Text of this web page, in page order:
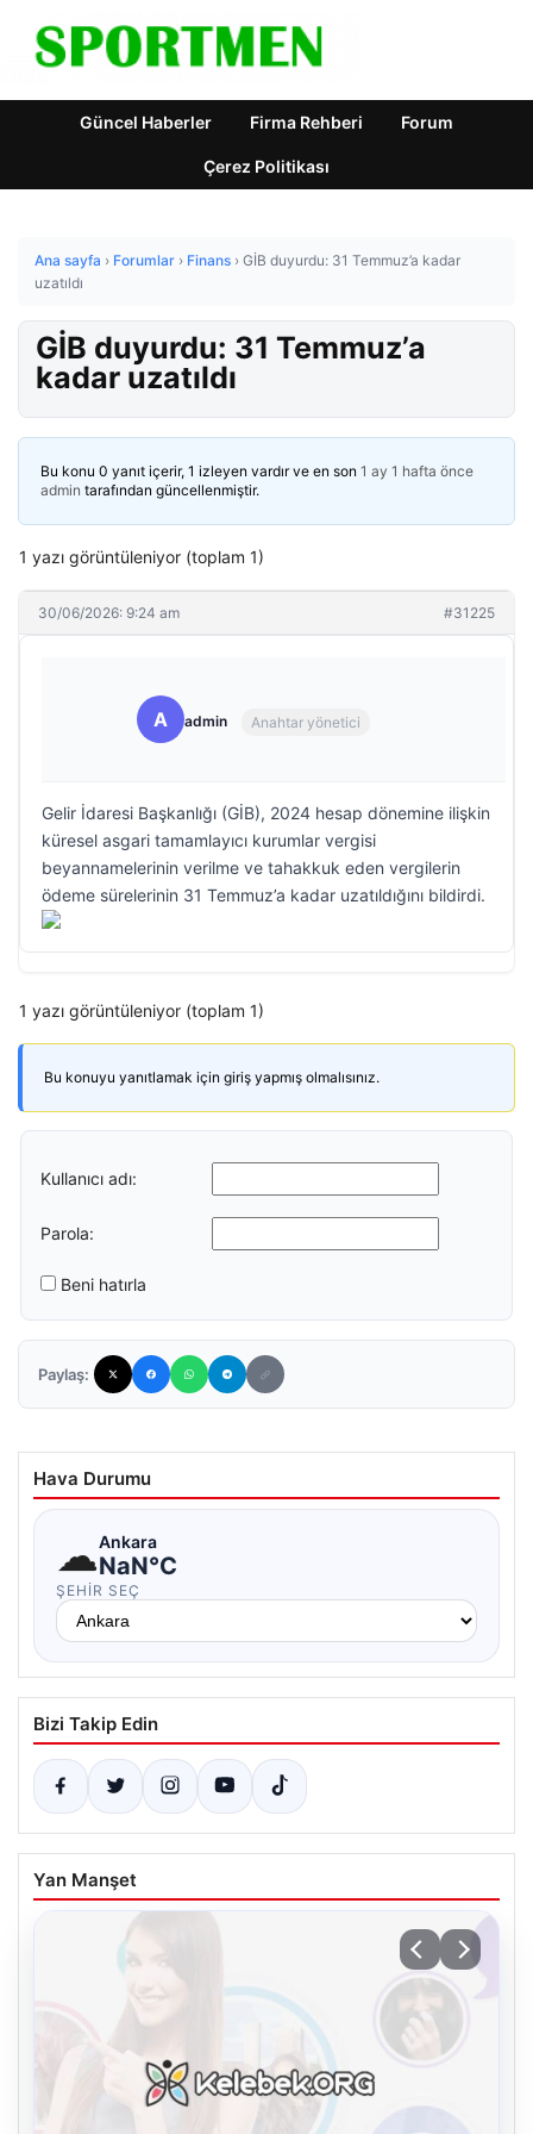
Güncel Haberler Firma Rehberi Forum
Çerez Politikası
Ana sayfa › Forumlar › Finans › GİB duyurdu: 31 Temmuz’a kadar
uzatıldı
GİB duyurdu: 31 Temmuz’a
kadar uzatıldı
Bu konu 0 yanıt içerir, 1 izleyen vardır ve en son 1 ay 1 hafta önce
admin tarafından güncellenmiştir.
1 yazı görüntüleniyor (toplam 1)
30/06/2026: 9:24 am #31225
A admin Anahtar yönetici
Gelir İdaresi Başkanlığı (GİB), 2024 hesap dönemine ilişkin
küresel asgari tamamlayıcı kurumlar vergisi
beyannamelerinin verilme ve tahakkuk eden vergilerin
ödeme sürelerinin 31 Temmuz’a kadar uzatıldığını bildirdi.
1 yazı görüntüleniyor (toplam 1)
Bu konuyu yanıtlamak için giriş yapmış olmalısınız.
Kullanıcı adı:
Parola:
Beni hatırla
Paylaş:
Hava Durumu
☁Ankara
NaN°C
ŞEHIR SEÇ
Bizi Takip Edin
Yan Manşet